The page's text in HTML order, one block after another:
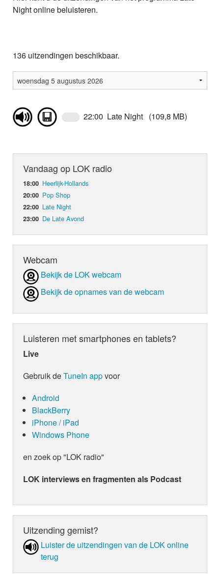
Video
Info
Night online beluisteren.
136 uitzendingen beschikbaar.
22:00 Late Night (109,8 MB)
Vandaag op LOK radio
18:00 Heerlijk-Hollands
20:00 Pop Shop
22:00 Late Night
23:00 De Late Avond
Webcam
Bekijk de LOK webcam
Bekijk de opnames van de webcam
Luisteren met smartphones en tablets?
Live
Gebruik deTuneIn appvoor
Android
BlackBerry
iPhone / iPad
Windows Phone
en zoek op "LOK radio"
LOK interviews en fragmenten als Podcast
Uitzending gemist?
Luister de uit­zen­din­gen van de LOK online
terug